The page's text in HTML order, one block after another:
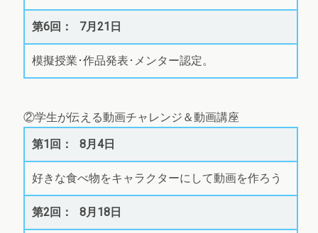
7月21日
模擬授業･作品発表･メンター認定。
②学生が伝える動画チャレンジ＆動画講座
8月4日
好きな食べ物をキャラクターにして動画を作ろう
8月18日